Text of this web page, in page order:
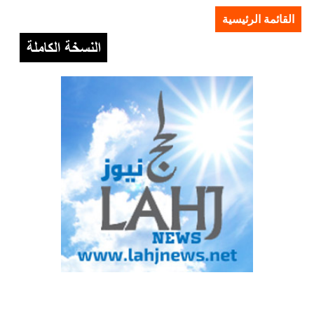
القائمة الرئيسية